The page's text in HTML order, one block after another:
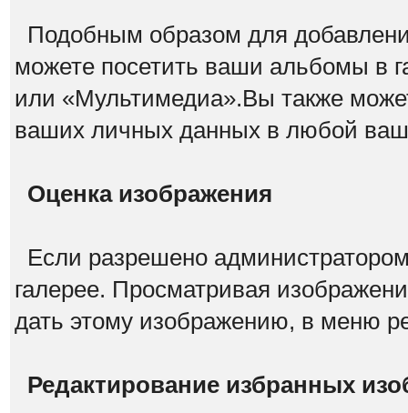
Подобным образом для
можете посетить ваши альбомы в
или «Мультимедиа».Вы также
ваших личных данных в любой
Оценка изображения
Если разрешено
галерее. Просматривая
дать этому изображению, в меню
Редактирование избранных